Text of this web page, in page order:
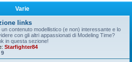
Varie
links
un contenuto modellistico (e non) interessante e lo
con gli altri appassionati di Modeling Time?
in questa sezione!
Starfighter84
9